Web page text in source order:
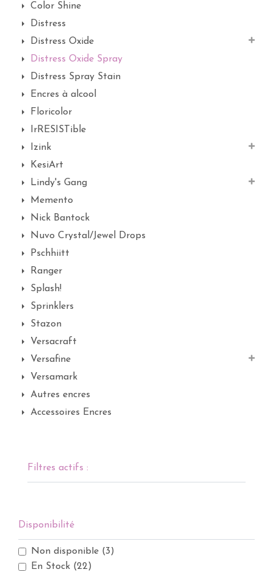
Color Shine
Distress
Distress Oxide
Distress Oxide Spray
Distress Spray Stain
Encres à alcool
Floricolor
IrRESISTible
Izink
KesiArt
Lindy's Gang
Memento
Nick Bantock
Nuvo Crystal/Jewel Drops
Pschhiitt
Ranger
Splash!
Sprinklers
Stazon
Versacraft
Versafine
Versamark
Autres encres
Accessoires Encres
Filtres actifs :
Disponibilité
Non disponible (3)
En Stock (22)